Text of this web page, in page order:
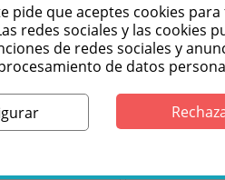
CX305-5
NL2-
6.3m (5m)
Vonyx
Cable
jack
pide que aceptes cookies
redes sociales y las cookies
de redes sociales y
de datos